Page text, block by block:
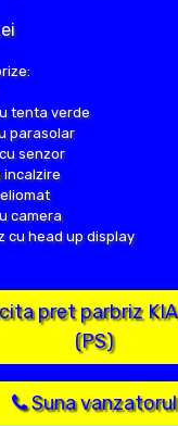
tenta verde
parasolar
senzor
incalzire
camera
cu head up display
pret parbriz KIA
(PS)
Suna vanzatorul